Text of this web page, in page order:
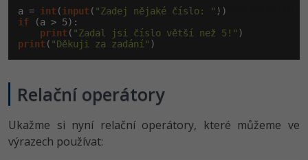
Google Dokumenty
Time management
Linux
Sítě
Video
Ostatní
Klikni pro editaci
a = int (input ( "Zadej nějaké číslo: "
if (a > 5):
print ( "Zadal jsi číslo větší než 5!"
print ( "Děkuji za zadání" )
Relační operátory
Ukažme si nyní relační operátory, které můžeme ve
výrazech používat: